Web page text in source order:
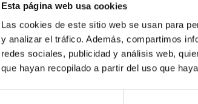
Esta página web usa cookies
Las cookies de este sitio web se usan para
y analizar el tráfico. Además, compartimos
redes sociales, publicidad y análisis web,
que hayan recopilado a partir del uso que
Adrift in Blue (Detalle)
gran formato sobre papeles